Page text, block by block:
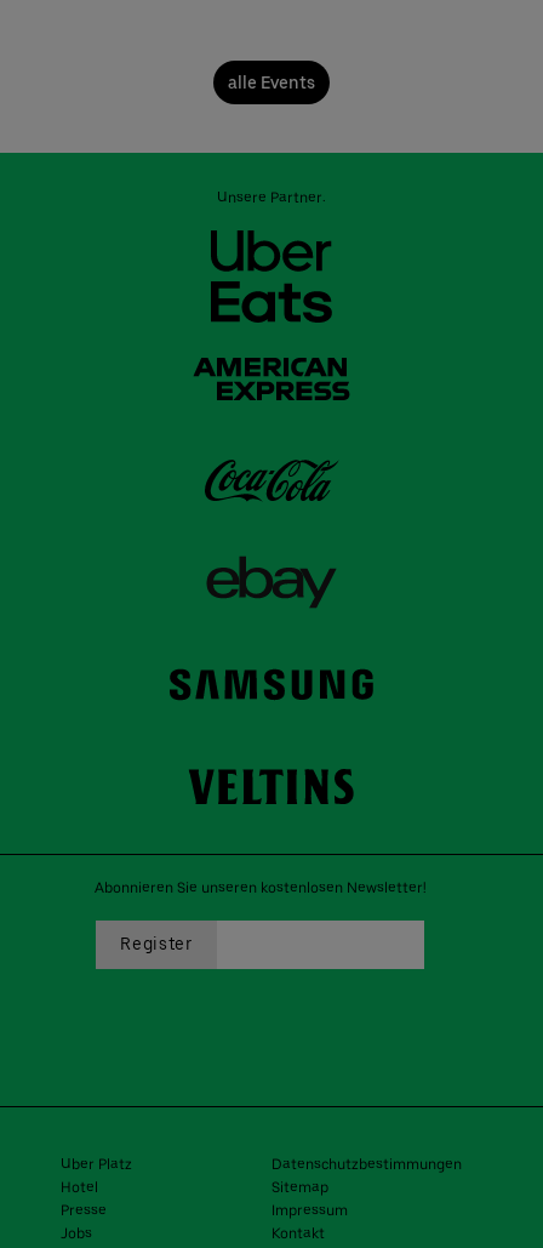
alle Events
Unsere Partner:
Abonnieren Sie unseren kostenlosen Newsletter!
Uber Platz
Datenschutzbestimmungen
Hotel
Sitemap
Presse
Impressum
Jobs
Kontakt